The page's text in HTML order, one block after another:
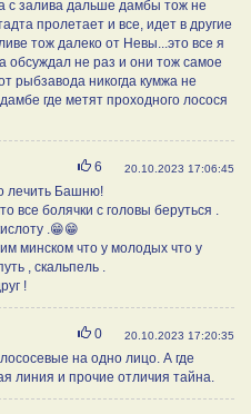
с залива дальше дамбы тож не
пролетает и все, идет в другие
тож далеко от Невы...это все я
обсуждал не раз и они тож самое
рыбзавода никогда кумжа не
где метят проходного лосося
20.10.2023 17:06:45
Нравится
6
лечить Башню!
все болячки с головы беруться .
.😁😁
минском что у молодых что у
, скальпель .
!
20.10.2023 17:20:35
Нравится
0
на одно лицо. А где
линия и прочие отличия тайна.